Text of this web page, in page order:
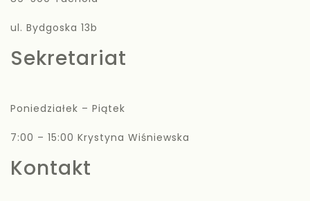
ul. Bydgoska 13b
Sekretariat
Poniedziałek – Piątek
7:00 – 15:00 Krystyna Wiśniewska
Kontakt